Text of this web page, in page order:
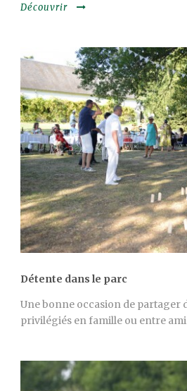
Découvrir
Détente dans le parc
Une bonne occasion de partager
privilégiés en famille ou entre